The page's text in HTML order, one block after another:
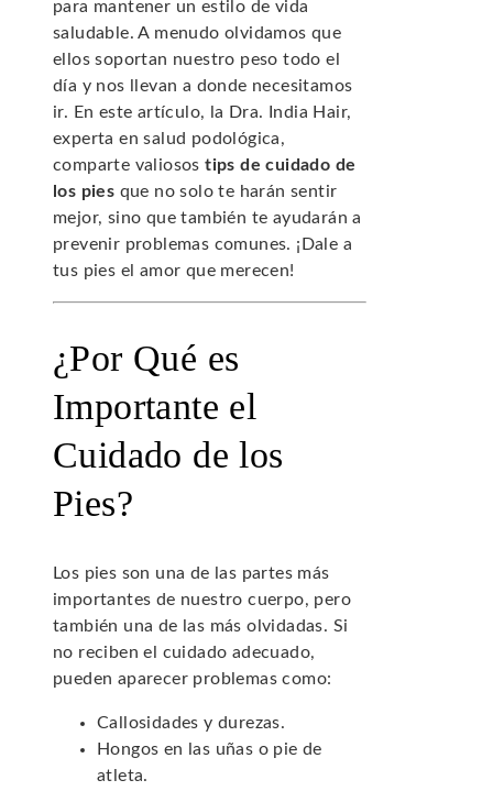
para mantener un estilo de vida
saludable. A menudo olvidamos que
ellos soportan nuestro peso todo el
día y nos llevan a donde necesitamos
ir. En este artículo, la Dra. India Hair,
experta en salud podológica,
comparte valiosostips de cuidado de
los pies que no solo te harán sentir
mejor, sino que también te ayudarán a
prevenir problemas comunes. ¡Dale a
tus pies el amor que merecen!
¿Por Qué es
Importante el
Cuidado de los
Pies?
Los pies son una de las partes más
importantes de nuestro cuerpo, pero
también una de las más olvidadas. Si
no reciben el cuidado adecuado,
pueden aparecer problemas como:
Callosidades y durezas.
Hongos en las uñas o pie de
atleta.